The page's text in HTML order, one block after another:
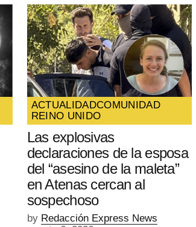
ACTUALIDADCOMUNIDAD
REINO UNIDO
Las explosivas
declaraciones de la esposa
del “asesino de la maleta”
en Atenas cercan al
sospechoso
by Redacción Express News